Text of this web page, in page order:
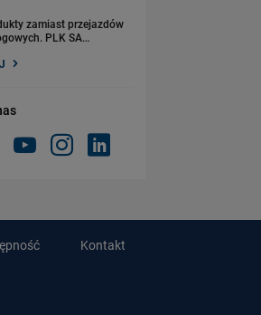
zamiast przejazdów
PLK SA…
Kontakt